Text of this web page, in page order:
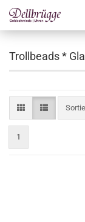
Trollbeads *
1